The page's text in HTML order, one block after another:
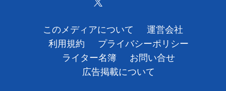
広告掲載について
このメディアについて
運営会社
利用規約
プライバシーポリシー
ライター名簿
お問い合せ
広告掲載について